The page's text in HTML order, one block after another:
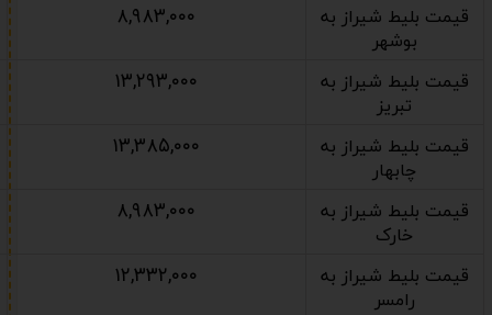
قیمت بلیط شیراز به
بوشهر
۸,۹۸۳,۰۰۰
قیمت بلیط شیراز به
تبریز
۱۳,۲۹۳,۰۰۰
قیمت بلیط شیراز به
چابهار
۱۳,۳۸۵,۰۰۰
قیمت بلیط شیراز به
خارک
۸,۹۸۳,۰۰۰
قیمت بلیط شیراز به
رامسر
۱۲,۳۳۲,۰۰۰